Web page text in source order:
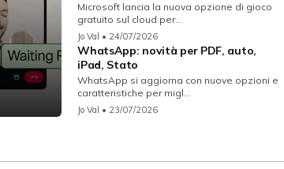
Microsoft lancia la nuova opzione di gioco
gratuito sul cloud per...
Jo Val • 24/07/2026
WhatsApp: novità per PDF, auto,
iPad, Stato
WhatsApp si aggiorna con nuove opzioni e
caratteristiche per migl...
Jo Val • 23/07/2026